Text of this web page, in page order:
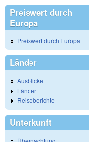
Preiswert durch
Europa
Preiswert durch Europa
Länder
Ausblicke
Länder
Reiseberichte
Unterkunft
Übernachtung